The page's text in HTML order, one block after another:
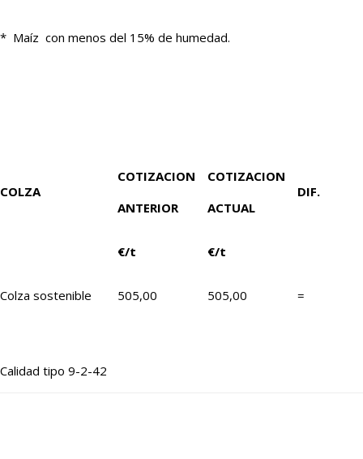
* Maíz con menos del 15% de humedad.
COLZA
COTIZACION
ANTERIOR
COTIZACION
ACTUAL
DIF.
€/t €/t
Colza sostenible 505,00 505,00 =
Calidad tipo 9-2-42